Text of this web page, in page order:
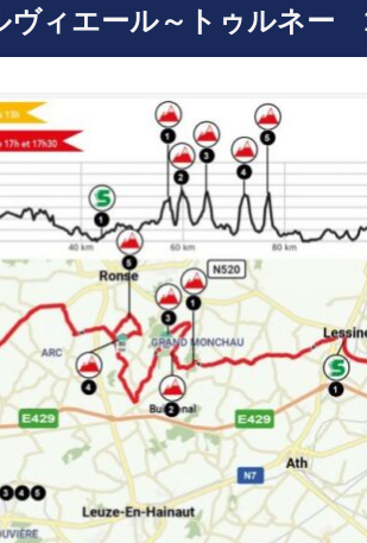
ヴィエール～トゥルネー